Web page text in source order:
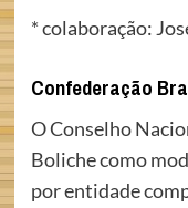
* colaboração:
Confederação
O Conselho
Boliche como
por entidade